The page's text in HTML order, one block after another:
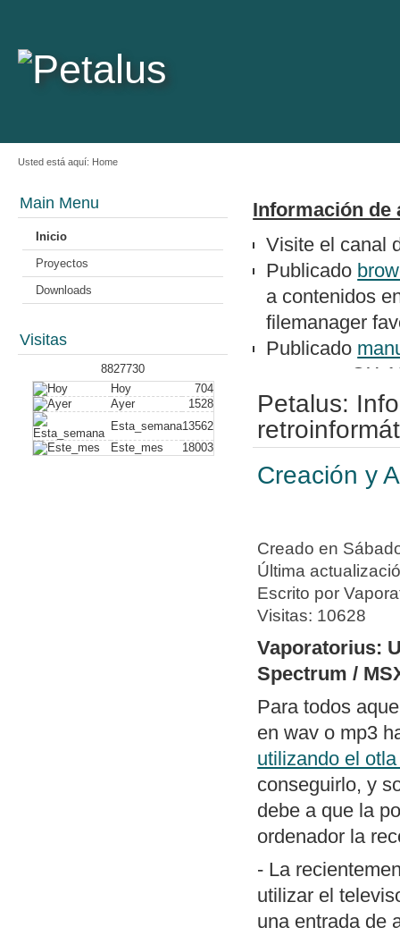
Usted está aquí: Home
Main Menu
Inicio
Proyectos
Downloads
Visitas
8827730
Hoy
704
Ayer
1528
Esta_semana13562
Este_mes
18003
Información de
Visite el canal
Publicado
a contenidos
filemanager
Publicado
un epson QX-
Nuevo
plus). Con
vídeo
hack alguno.
a un PC
Nueva política
de periféricos
dos archivos
diferencias y
con un editor
Publicado
columnas bajo
con todos los
porción de
MSX). Permite
switch.com.
Conversor de
código
Petalus:
Creación y
Creado en
Última
Escrito por
Visitas: 10628
Vaporatorius:
Spectrum /
Para todos
en wav o mp3
utilizando el
conseguirlo, y
debe a que la
ordenador la
- La
utilizar el
una entrada de